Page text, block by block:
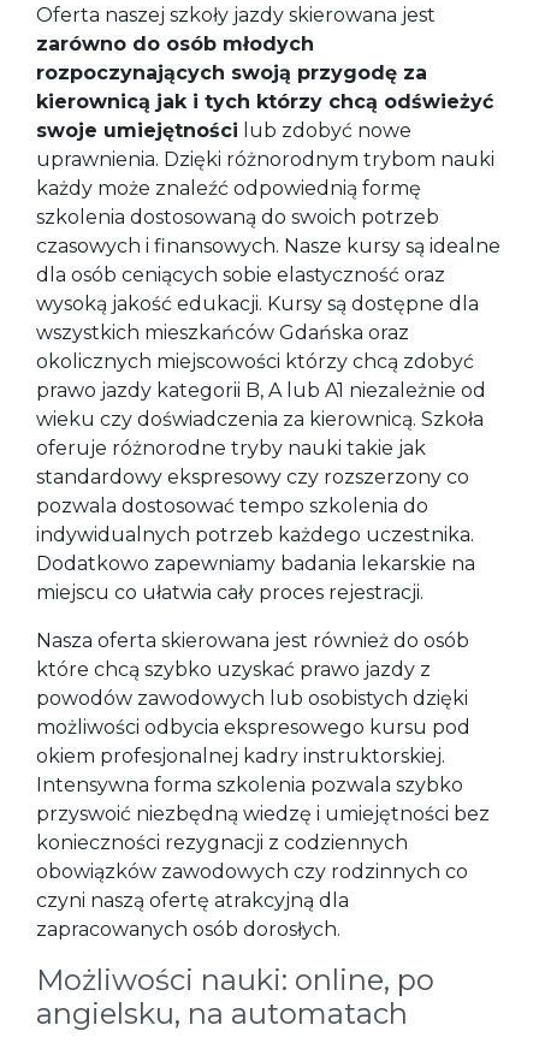
Oferta naszej szkoły jazdy skierowana jest
zarówno do osób młodych
rozpoczynających swoją przygodę za
kierownicą jak i tych którzy chcą odświeżyć
swoje umiejętności lub zdobyć nowe
uprawnienia. Dzięki różnorodnym trybom nauki
każdy może znaleźć odpowiednią formę
szkolenia dostosowaną do swoich potrzeb
czasowych i finansowych. Nasze kursy są idealne
dla osób ceniących sobie elastyczność oraz
wysoką jakość edukacji. Kursy są dostępne dla
wszystkich mieszkańców Gdańska oraz
okolicznych miejscowości którzy chcą zdobyć
prawo jazdy kategorii B, A lub A1 niezależnie od
wieku czy doświadczenia za kierownicą. Szkoła
oferuje różnorodne tryby nauki takie jak
standardowy ekspresowy czy rozszerzony co
pozwala dostosować tempo szkolenia do
indywidualnych potrzeb każdego uczestnika.
Dodatkowo zapewniamy badania lekarskie na
miejscu co ułatwia cały proces rejestracji.
Nasza oferta skierowana jest również do osób
które chcą szybko uzyskać prawo jazdy z
powodów zawodowych lub osobistych dzięki
możliwości odbycia ekspresowego kursu pod
okiem profesjonalnej kadry instruktorskiej.
Intensywna forma szkolenia pozwala szybko
przyswoić niezbędną wiedzę i umiejętności bez
konieczności rezygnacji z codziennych
obowiązków zawodowych czy rodzinnych co
czyni naszą ofertę atrakcyjną dla
zapracowanych osób dorosłych.
Możliwości nauki: online, po
angielsku, na automatach